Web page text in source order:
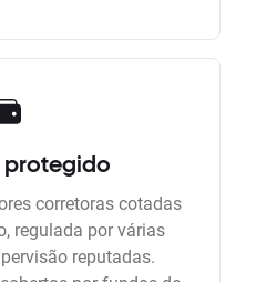
protegido
corretoras cotadas
regulada por várias
reputadas.